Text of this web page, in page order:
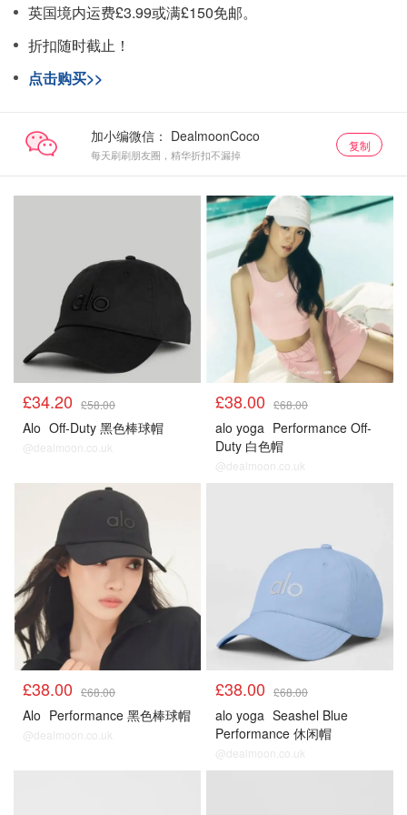
英国境内运费£3.99或满£150免邮。
折扣随时截止！
点击购买>>
加小编微信：
每天刷刷朋友圈，精华折扣不漏掉
复制
£34.20 £58.00
Alo Off-Duty 黑色棒球帽
@dealmoon.co.uk
£38.00 £68.00
alo yoga Performance Off-
Duty 白色帽
@dealmoon.co.uk
£38.00 £68.00
Alo Performance 黑色棒球帽
@dealmoon.co.uk
£38.00 £68.00
alo yoga Seashel Blue
Performance 休闲帽
@dealmoon.co.uk